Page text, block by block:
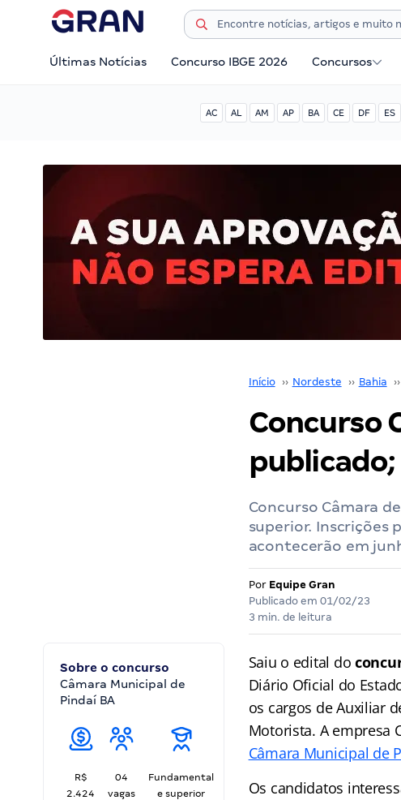
Últimas Notícias Concurso IBGE 2026 Concursos
AC AL AM AP BA CE DF ES
Início ›› Nordeste ›› Bahia ››
Concurso
publicado;
Concurso Câmara
superior. Inscrições
acontecerão em
Por Equipe Gran
Publicado em 01/02/23
3 min. de leitura
Sobre o concurso
Câmara Municipal de
Pindaí BA
R$
2.424
04
vagas
Fundamental
e superior
Saiu o edital do
Diário Oficial do
os cargos de Auxiliar
Motorista. A empresa
Câmara Municipal de
Os candidatos